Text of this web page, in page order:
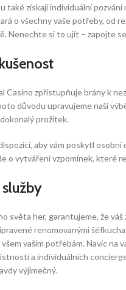
také získají individuální
o všechny vaše potřeby, od
Nenechte si to ujít – zapojte
Casino zpřístupňuje brány k
důvodu upravujeme naši
prožitek.
aby vám poskytl
o vytváření vzpomínek, které
světa her, garantujeme, že
renomovanými
vašim potřebám. Navíc
a individuálních
výjimečný.